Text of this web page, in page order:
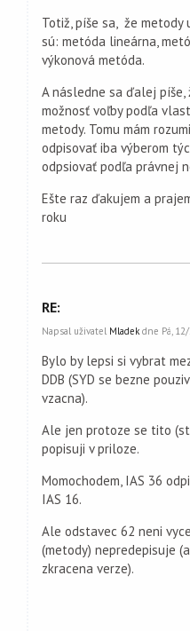
Totiž, píše sa, že metody
sú: metóda lineárna,
výkonová metóda.
A následne sa ďalej
možnosť voľby podľa
metody. Tomu mám
odpisovať iba výberom
odpsiovať podľa právnej
Ešte raz ďakujem a
roku
RE:
Napsal uživatel Mladek dne Pá,
Bylo by lepsi si vybrat
DDB (SYD se bezne
vzacna).
Ale jen protoze se tito
popisuji v priloze.
Momochodem, IAS 36
IAS 16.
Ale odstavec 62 neni
(metody) nepredepisuje
zkracena verze).